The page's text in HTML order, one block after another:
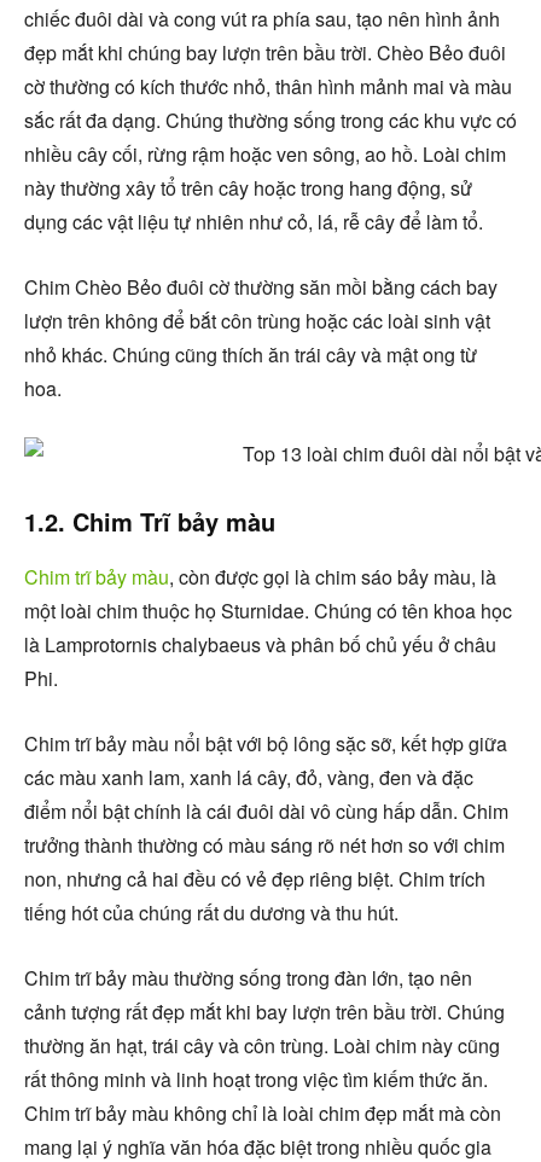
chiếc đuôi dài và cong vút ra phía sau, tạo nên hình ảnh
đẹp mắt khi chúng bay lượn trên bầu trời. Chèo Bẻo đuôi
cờ thường có kích thước nhỏ, thân hình mảnh mai và màu
sắc rất đa dạng. Chúng thường sống trong các khu vực có
nhiều cây cối, rừng rậm hoặc ven sông, ao hồ. Loài chim
này thường xây tổ trên cây hoặc trong hang động, sử
dụng các vật liệu tự nhiên như cỏ, lá, rễ cây để làm tổ.
Chim Chèo Bẻo đuôi cờ thường săn mồi bằng cách bay
lượn trên không để bắt côn trùng hoặc các loài sinh vật
nhỏ khác. Chúng cũng thích ăn trái cây và mật ong từ
hoa.
1.2. Chim Trĩ bảy màu
Chim trĩ bảy màu, còn được gọi là chim sáo bảy màu, là
một loài chim thuộc họ Sturnidae. Chúng có tên khoa học
là Lamprotornis chalybaeus và phân bố chủ yếu ở châu
Phi.
Chim trĩ bảy màu nổi bật với bộ lông sặc sỡ, kết hợp giữa
các màu xanh lam, xanh lá cây, đỏ, vàng, đen và đặc
điểm nổi bật chính là cái đuôi dài vô cùng hấp dẫn. Chim
trưởng thành thường có màu sáng rõ nét hơn so với chim
non, nhưng cả hai đều có vẻ đẹp riêng biệt. Chim trích
tiếng hót của chúng rất du dương và thu hút.
Chim trĩ bảy màu thường sống trong đàn lớn, tạo nên
cảnh tượng rất đẹp mắt khi bay lượn trên bầu trời. Chúng
thường ăn hạt, trái cây và côn trùng. Loài chim này cũng
rất thông minh và linh hoạt trong việc tìm kiếm thức ăn.
Chim trĩ bảy màu không chỉ là loài chim đẹp mắt mà còn
mang lại ý nghĩa văn hóa đặc biệt trong nhiều quốc gia